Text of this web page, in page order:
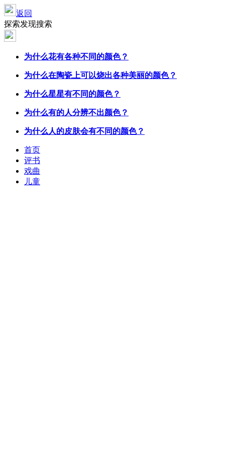
返回
探索发现搜索
为什么花有各种不同的颜色？
为什么在陶瓷上可以烧出各种美丽的颜色？
为什么星星有不同的颜色？
为什么有的人分辨不出颜色？
为什么人的皮肤会有不同的颜色？
首页
评书
戏曲
儿童